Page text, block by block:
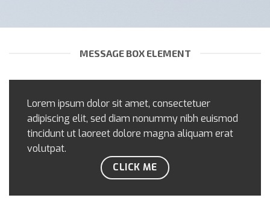
MESSAGE BOX ELEMENT
Lorem ipsum dolor sit amet, consectetuer
adipiscing elit, sed diam nonummy nibh euismod
tincidunt ut laoreet dolore magna aliquam erat
volutpat.
CLICK ME